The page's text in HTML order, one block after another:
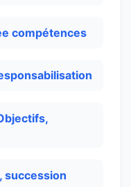
compétences
succession